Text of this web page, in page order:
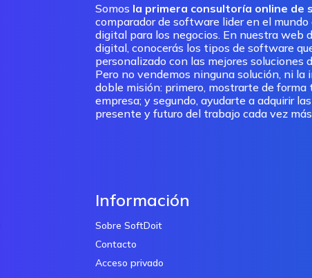
Somos la primera consultoría online de
comparador de software lider en el
digital para los negocios. En nuestra web
digital, conocerás los tipos de software
personalizado con las mejores soluciones
Pero no vendemos ninguna solución, ni
doble misión: primero, mostrarte de
empresa; y segundo, ayudarte a adquirir
presente y futuro del trabajo cada vez
Información
Sobre SoftDoit
Contacto
Acceso privado